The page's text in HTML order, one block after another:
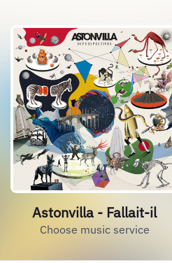
Astonvilla - Fallait-il
Choose music service